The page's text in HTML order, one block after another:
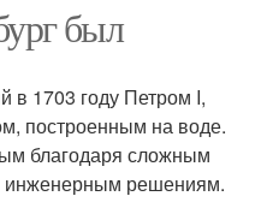
был
в 1703 году Петром I,
построенным на воде.
благодаря сложным
инженерным решениям.